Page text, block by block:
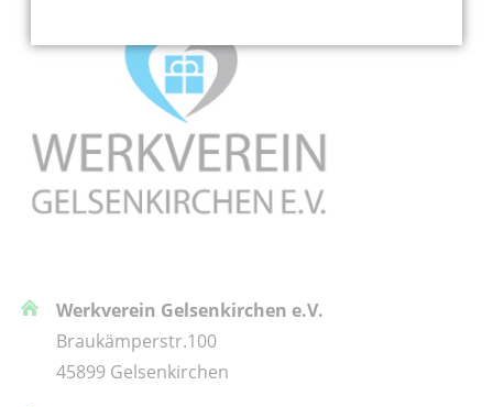
Werkverein Gelsenkirchen e.V.
Braukämperstr.100
45899 Gelsenkirchen